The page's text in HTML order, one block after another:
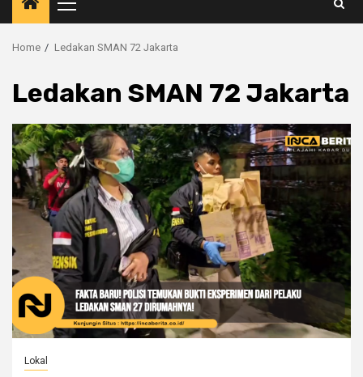
Primary
Menu
Home Ledakan SMAN 72 Jakarta
Ledakan SMAN 72 Jakarta
Lokal